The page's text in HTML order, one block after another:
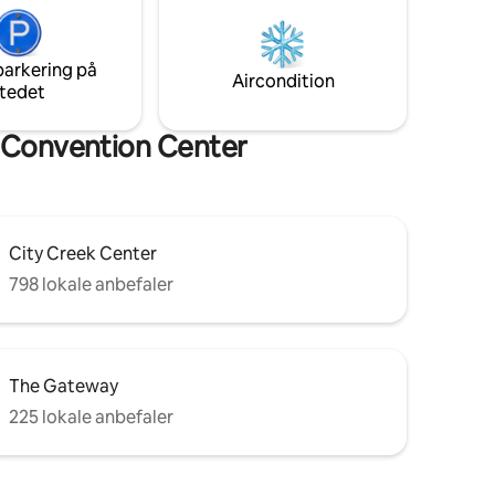
med at
omtaler (4,98+). Du er i gode hænder.
Sidsteøjebliksbookinger accepteres;
lokale skal sende en besked først.
Indtjekning uden vært er påkrævet.
på
Aircondition
Center
City Creek Center
798 lokale anbefaler
The Gateway
225 lokale anbefaler